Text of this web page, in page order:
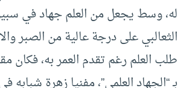
له، وسط يجعل من العلم جهاد في
الثعالبي على درجة عالية من الصبر
طلب العلم رغم تقدم العمر به، فكان
بـ “الجهاد العلمي”، مفنيا زهرة شبابه